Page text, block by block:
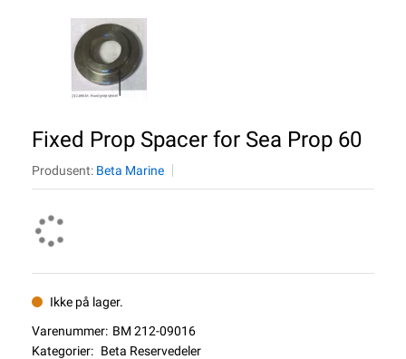
Fixed Prop Spacer for Sea Prop 60
Produsent: Beta Marine
Ikke på lager.
Varenummer: BM 212-09016
Kategorier: Beta Reservedeler